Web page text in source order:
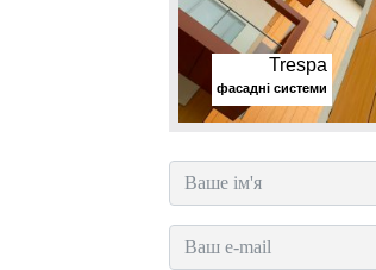
Trespa
фасадні системи